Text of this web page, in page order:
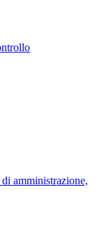
amministrazione,